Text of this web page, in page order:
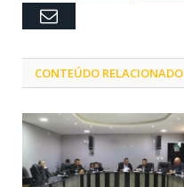
Email
CONTEÚDO RELACIONADO